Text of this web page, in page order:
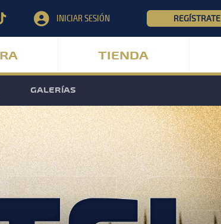
INICIAR SESIÓN REGÍSTRATE
TIENDA
GALERÍAS